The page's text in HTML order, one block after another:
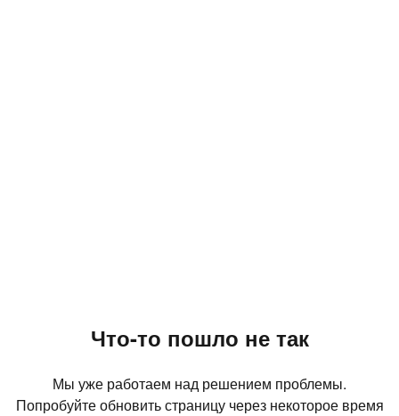
Что-то пошло не так
Мы уже работаем над решением проблемы.
Попробуйте обновить страницу через некоторое время